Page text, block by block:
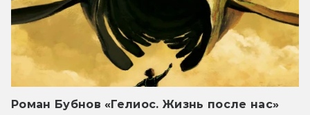
Роман Бубнов «Гелиос. Жизнь после нас»